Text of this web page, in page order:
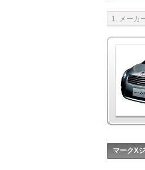
1. メーカ
マークX